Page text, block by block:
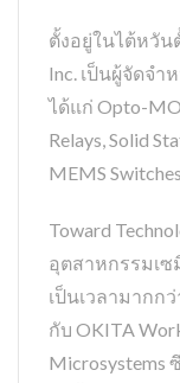
ตั้งอยู่ในไต้หวัน
Inc. เป็นผู้จัดจ
ได้แก่ Opto-
Relays, Solid
MEMS
Toward
อุตสาหกรรมเ
เป็นเวลามากก
กับ OKITA
Microsystems